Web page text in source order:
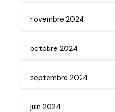
novembre 2024
octobre 2024
septembre 2024
juin 2024